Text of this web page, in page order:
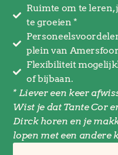
Ruimte om te
te groeien *
plein van
Flexibiliteit
of bijbaan.
* Liever een keer
Wist je dat Tante Cor
Dirck horen en je
lopen met een andere